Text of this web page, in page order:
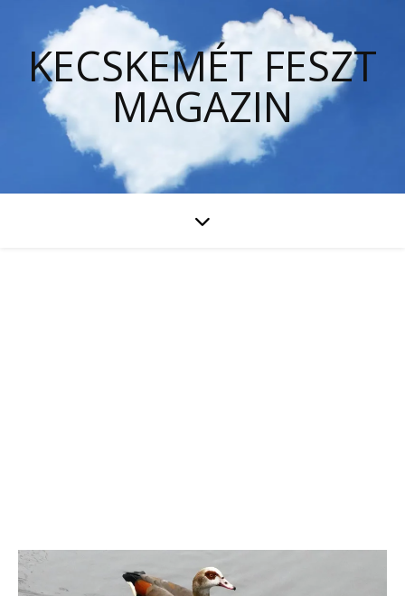
KECSKEMÉT FESZT
MAGAZIN